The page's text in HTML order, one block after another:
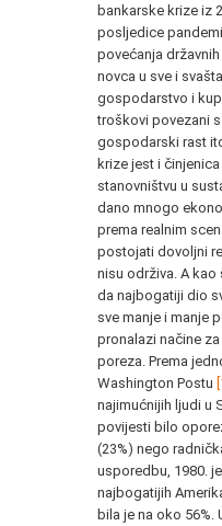
bankarske krize iz
posljedice
povećanja
novca u sve i
gospodarstvo i
troškovi povezani
gospodarski rast
krize jest i
stanovništvu u
dano mnogo
prema realnim
postojati dovoljni
nisu održiva. A kao
da najbogatiji dio
sve manje i manje
pronalazi načine
poreza. Prema
Washington Postu
najimućnijih ljudi u
povijesti bilo
(23%) nego
usporedbu, 1980.
najbogatijih
bila je na oko